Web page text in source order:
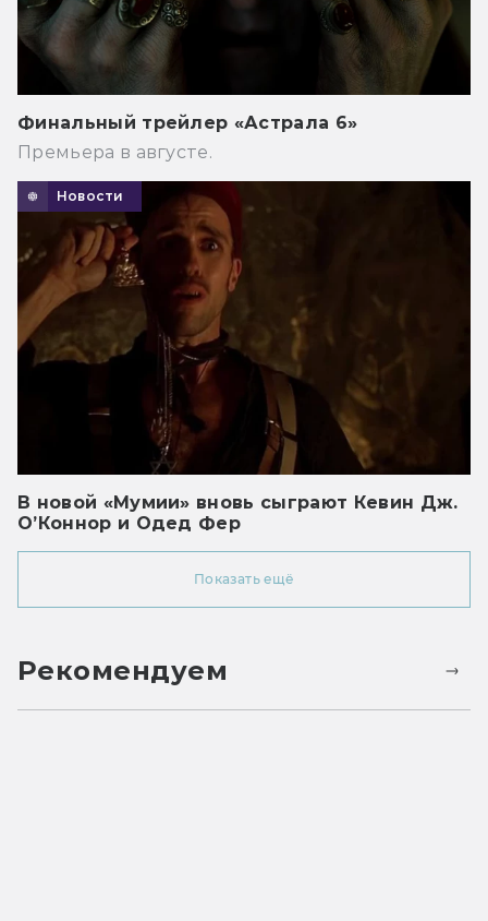
Финальный трейлер «Астрала 6»
Премьера в августе.
Новости
В новой «Мумии» вновь сыграют Кевин Дж.
О’Коннор и Одед Фер
Показать ещё
Рекомендуем